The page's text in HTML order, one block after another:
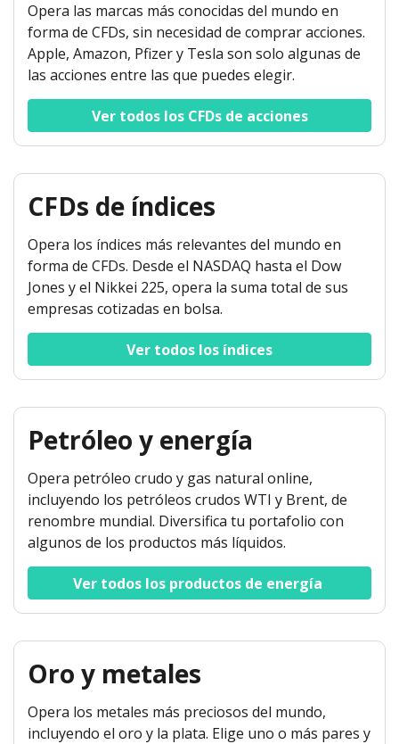
Opera las marcas más conocidas del mundo en
forma de CFDs, sin necesidad de comprar acciones.
Apple, Amazon, Pfizer y Tesla son solo algunas de
las acciones entre las que puedes elegir.
Ver todos los CFDs de acciones
CFDs de índices
Opera los índices más relevantes del mundo en
forma de CFDs. Desde el NASDAQ hasta el Dow
Jones y el Nikkei 225, opera la suma total de sus
empresas cotizadas en bolsa.
Ver todos los índices
Petróleo y energía
Opera petróleo crudo y gas natural online,
incluyendo los petróleos crudos WTI y Brent, de
renombre mundial. Diversifica tu portafolio con
algunos de los productos más líquidos.
Ver todos los productos de energía
Oro y metales
Opera los metales más preciosos del mundo,
incluyendo el oro y la plata. Elige uno o más pares y